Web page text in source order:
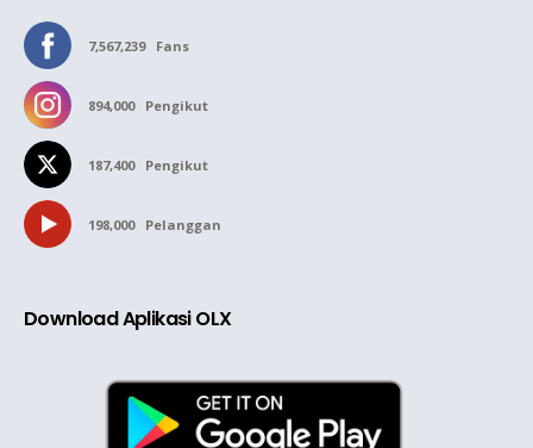
7,567,239 Fans
894,000 Pengikut
187,400 Pengikut
198,000 Pelanggan
Download Aplikasi OLX